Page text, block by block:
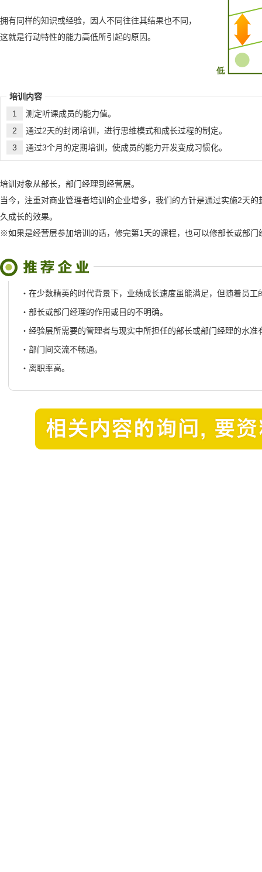
拥有同样的知识或经验，因人不同往往其结果也不同，
这就是行动特性的能力高低所引起的原因。
培训内容
1
测定听课成员的能力值。
2
通过2天的封闭培训，进行思维模式和成长过程的制定。
3
通过3个月的定期培训，使成员的能力开发变成习惯化。
培训对象从部长，部门经理到经营层。
当今，注重对商业管理者培训的企业增多，我们的方针是通过实施2天
久成长的效果。
※如果是经营层参加培训的话，修完第1天的课程，也可以修部长或部门
・ 在少数精英的时代背景下，业绩成长速度虽能满足，但随着员工
・ 部长或部门经理的作用或目的不明确。
・ 经验层所需要的管理者与现实中所担任的部长或部门经理的水准
・ 部门间交流不畅通。
・ 离职率高。